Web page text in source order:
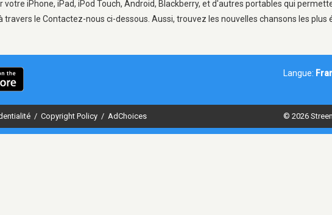
iPhone, iPad, iPod Touch, Android, Blackberry, et d'autres portables qui
le Contactez-nous ci-dessous. Aussi, trouvez les nouvelles chansons les plus
Langue:
/ Copyright Policy / AdChoices © 2026